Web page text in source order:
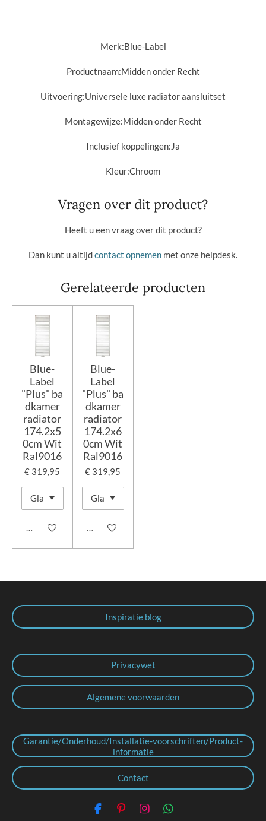
Merk:Blue-Label
Productnaam:Midden onder Recht
Uitvoering:Universele luxe radiator aansluitset
Montagewijze:Midden onder Recht
Inclusief koppelingen:Ja
Kleur:Chroom
Vragen over dit product?
Heeft u een vraag over dit product?
Dan kunt u altijdcontact opnemen met onze helpdesk.
Gerelateerde producten
Blue-
Label
"Plus" ba
dkamer
radiator
174.2x5
0cm Wit
Ral9016
€ 319,95
In winkelwagen
Blue-
Label
"Plus" ba
dkamer
radiator
174.2x6
0cm Wit
Ral9016
€ 319,95
In winkelwagen
Inspiratie blog
Privacywet
Algemene voorwaarden
Garantie/Onderhoud/Installatie-voorschriften/Product-
informatie
Contact
F
P
I
W